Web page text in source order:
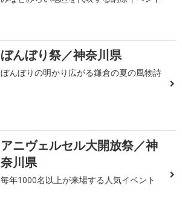
ぼんぼり祭／神奈川県
ぼんぼりの明かり広がる鎌倉の夏の風物詩
アニヴェルセル大開放祭／神
奈川県
毎年1000名以上が来場する人気イベント